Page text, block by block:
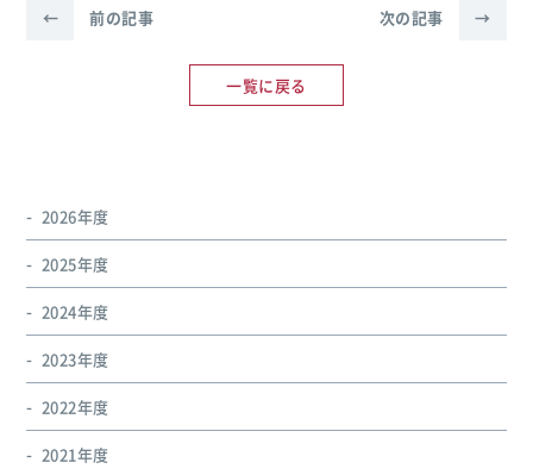
← 前の記事
一覧に戻る
次の記事 →
2026年度
2025年度
2024年度
2023年度
2022年度
2021年度